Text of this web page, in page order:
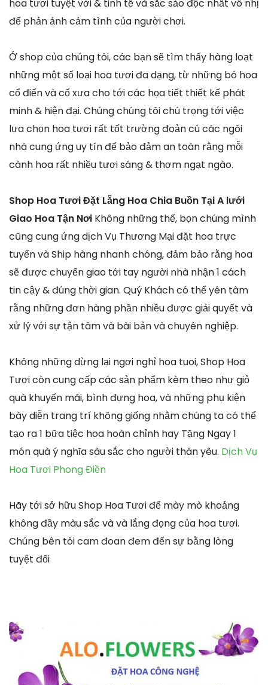
hoa tươi tuyệt vời & tinh tế và sắc sảo độc nhất vô nhị
để phản ảnh cảm tình của người chơi.
Ở shop của chúng tôi, các bạn sẽ tìm thấy hàng loạt
những một số loại hoa tươi đa dạng, từ những bó hoa
cổ điển và cổ xưa cho tới các họa tiết thiết kế phát
minh & hiện đại. Chúng chúng tôi chú trọng tới việc
lựa chọn hoa tươi rất tốt trường đoản cú các ngôi
nhà cung ứng uy tín để bảo đảm an toàn rằng mỗi
cành hoa rất nhiều tươi sáng & thơm ngạt ngào.
Shop Hoa Tươi Đặt Lẵng Hoa Chia Buồn Tại A lưới
Giao Hoa Tận Nơi Không những thế, bọn chúng mình
cũng cung ứng dịch Vụ Thương Mại đặt hoa trực
tuyến và Ship hàng nhanh chóng, đảm bảo rằng hoa
sẽ được chuyển giao tới tay người nhà nhận 1 cách
tin cậy & đúng thời gian. Quý Khách có thể yên tâm
rằng những đơn hàng phần nhiều được giải quyết và
xử lý với sự tận tâm và bài bản và chuyên nghiệp.
Không những dừng lại ngơi nghỉ hoa tuoi, Shop Hoa
Tươi còn cung cấp các sản phẩm kèm theo như giỏ
quà khuyến mãi, bình đựng hoa, và những phụ kiện
bày diễn trang trí không giống nhằm chúng ta có thể
tạo ra 1 bữa tiệc hoa hoàn chỉnh hay Tặng Ngay 1
món quà ý nghĩa sâu sắc cho người thân yêu. Dịch Vụ
Hoa Tươi Phong Điền
Hãy tới sở hữu Shop Hoa Tươi để mày mò khoảng
không đầy màu sắc và và lắng đọng của hoa tươi.
Chúng bên tôi cam đoan đem đến sự bằng lòng
tuyệt đối